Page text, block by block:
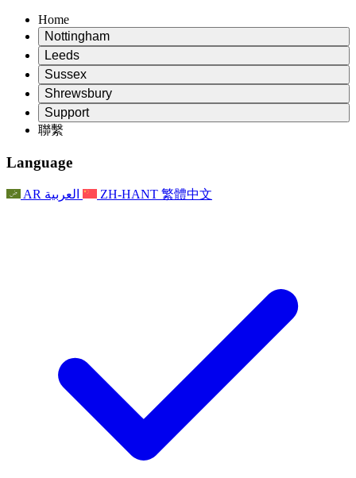
Home
Nottingham
Review
評審主席
獨立審核小組
職權範圍
獨立審查最終報告
常見問題
For Families
最新消息
Leeds
Review
評審主席
獨立審核小組
職權範圍
聯繫
家庭心理支持
家庭更新
事件
Sussex
Review
評審主席
獨立審核小組
職權範圍
聯繫
For Families
家庭心理支持
家庭更新
Shrewsbury
Review
產科複查的職權範圍
Reports
獨立審查的最終報告
獨立審查報告的首次報告
For Families
Support
Leeds
Nottingham
家庭心理支援服務
心理健康危機支援
基於信仰的喪親支援
對於父親
聯繫
Language
AR العربية ZH-HANT 繁體中文